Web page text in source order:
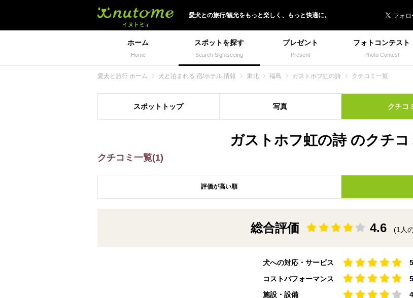
愛犬との旅行/観光をもっと楽しく、 もっと快適に。
ホーム
Home
スポットを探す
Search Sightseeing
プレゼント
Present
フォトコンテスト
Photo Contest
愛犬と旅行 ホーム 犬と泊まれる 宿/ホテル 情報 東北 福島 ガストホフ虹の詩 クチコミ一覧
スポット トップ 写真 クチコ
ガストホフ虹の詩 のクチコ
クチコミ一覧(1)
評価が高い順
総合評価 4.6 (1人
犬への対応・サービス
コストパフォーマンス
施設・設備